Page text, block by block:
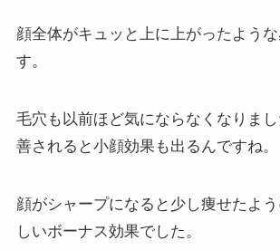
顔全体がキュッと上に上がったよう
す。
毛穴も以前ほど気にならなくなりま
善されると小顔効果も出るんですね。
顔がシャープになると少し痩せたよ
しいボーナス効果でした。